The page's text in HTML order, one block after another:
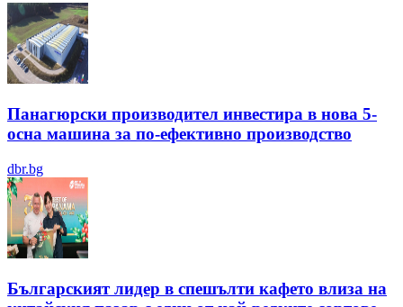
Панагюрски производител инвестира в нова 5-
осна машина за по-ефективно производство
dbr.bg
Българският лидер в спешълти кафето влиза на